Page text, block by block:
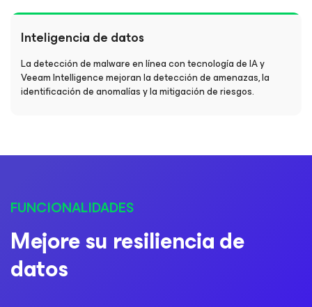
Inteligencia de datos
La detección de malware en línea con tecnología de IA y
Veeam Intelligence mejoran la detección de amenazas, la
identificación de anomalías y la mitigación de riesgos.
FUNCIONALIDADES
Mejore su resiliencia de
datos